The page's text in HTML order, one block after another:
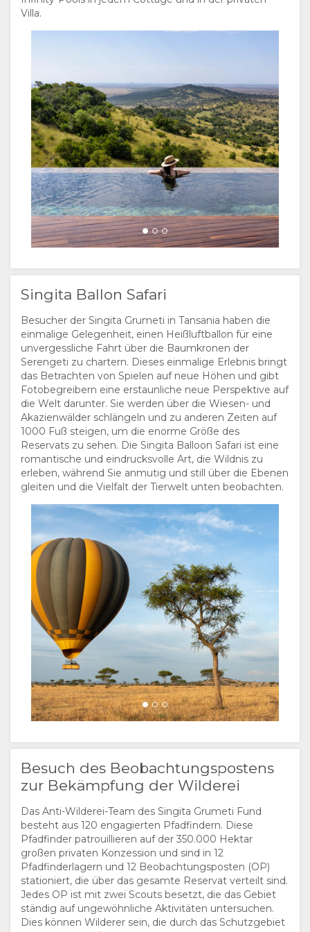
Villa.
Singita Ballon Safari
Besucher der Singita Grumeti in Tansania haben die
einmalige Gelegenheit, einen Heißluftballon für eine
unvergessliche Fahrt über die Baumkronen der
Serengeti zu chartern. Dieses einmalige Erlebnis bringt
das Betrachten von Spielen auf neue Höhen und gibt
Fotobegreibern eine erstaunliche neue Perspektive auf
die Welt darunter. Sie werden über die Wiesen- und
Akazienwälder schlängeln und zu anderen Zeiten auf
1000 Fuß steigen, um die enorme Größe des
Reservats zu sehen. Die Singita Balloon Safari ist eine
romantische und eindrucksvolle Art, die Wildnis zu
erleben, während Sie anmutig und still über die Ebenen
gleiten und die Vielfalt der Tierwelt unten beobachten.
Besuch des Beobachtungspostens
zur Bekämpfung der Wilderei
Das Anti-Wilderei-Team des Singita Grumeti Fund
besteht aus 120 engagierten Pfadfindern. Diese
Pfadfinder patrouillieren auf der 350.000 Hektar
großen privaten Konzession und sind in 12
Pfadfinderlagern und 12 Beobachtungsposten (OP)
stationiert, die über das gesamte Reservat verteilt sind.
Jedes OP ist mit zwei Scouts besetzt, die das Gebiet
ständig auf ungewöhnliche Aktivitäten untersuchen.
Dies können Wilderer sein, die durch das Schutzgebiet